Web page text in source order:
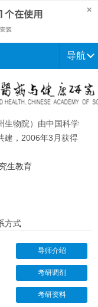
导航
生物院）由中国科学
建，2006年3月获得
生教育
方式
导师介绍
考研调剂
考研资料